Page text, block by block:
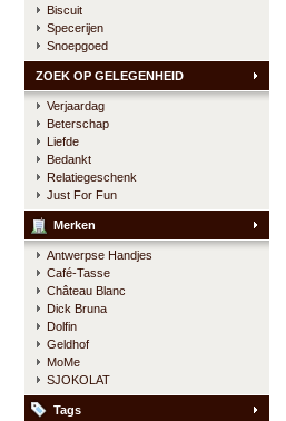
Biscuit
Specerijen
Snoepgoed
ZOEK OP GELEGENHEID
Verjaardag
Beterschap
Liefde
Bedankt
Relatiegeschenk
Just For Fun
Merken
Antwerpse Handjes
Café-Tasse
Château Blanc
Dick Bruna
Dolfin
Geldhof
MoMe
SJOKOLAT
Tags